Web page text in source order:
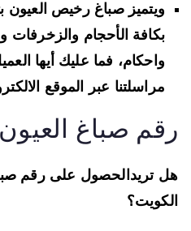
ويتميز صباغ رخيص العيون
بكافة الأحجام والزخرفات
واحكام، فما عليك أيها العميل
مراسلتنا عبر الموقع
صباغ العيون
تريدالحصول على رقم